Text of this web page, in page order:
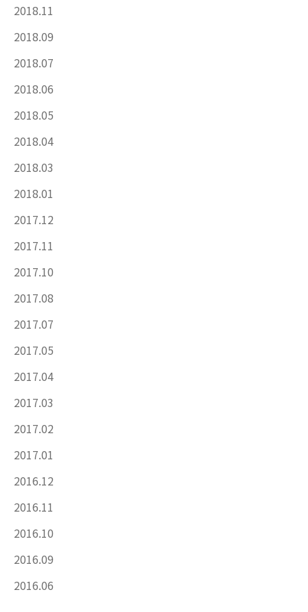
2018.11
2018.09
2018.07
2018.06
2018.05
2018.04
2018.03
2018.01
2017.12
2017.11
2017.10
2017.08
2017.07
2017.05
2017.04
2017.03
2017.02
2017.01
2016.12
2016.11
2016.10
2016.09
2016.06